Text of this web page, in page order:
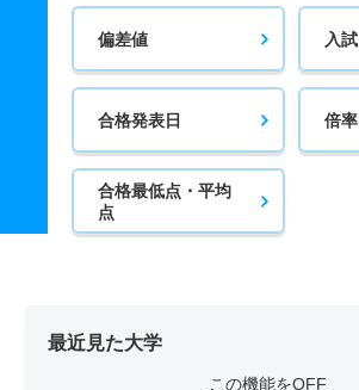
偏差値 入試
合格発表日 倍率
合格最低点・平均
点
最近見た大学
この機能をOFF